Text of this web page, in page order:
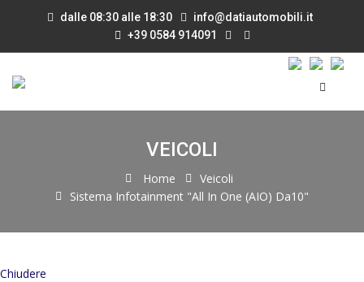
dalle 08:30 alle 18:30
info@datiautomobili.it
+39 0584 914091
VEICOLI
Home
Veicoli
Sistema Infotainment "All In One (AIO) Da10"
Chiudere